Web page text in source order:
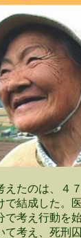
たのは、４
で結成した。
考え行動を
考え、死刑